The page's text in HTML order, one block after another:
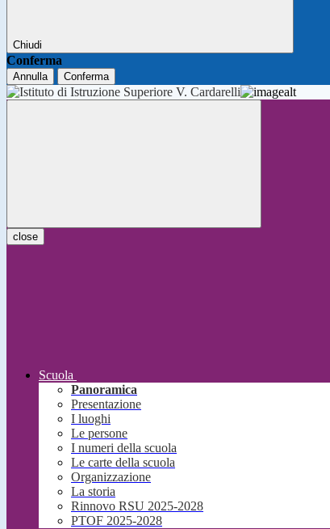
Chiudi
Conferma
Annulla Conferma
close
Scuola
Panoramica
Presentazione
I luoghi
Le persone
I numeri della scuola
Le carte della scuola
Organizzazione
La storia
Rinnovo RSU 2025-2028
PTOF 2025-2028